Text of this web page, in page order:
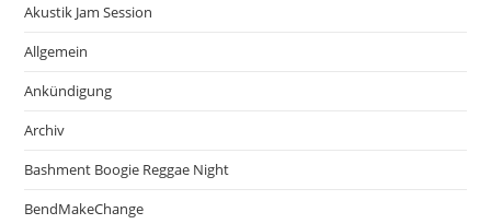
Akustik Jam Session
Allgemein
Ankündigung
Archiv
Bashment Boogie Reggae Night
BendMakeChange